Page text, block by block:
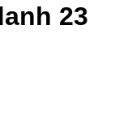
23